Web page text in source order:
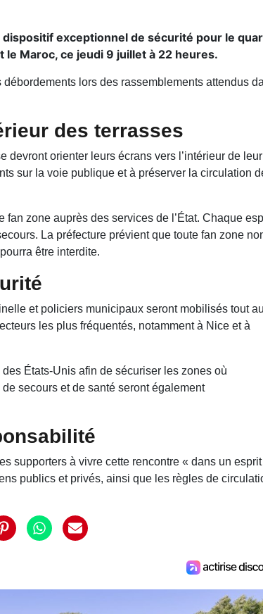
exceptionnel de sécurité pour le
Maroc, ce jeudi 9 juillet à 22 heures.
débordements lors des rassemblements attendus
des terrasses
devront orienter leurs écrans vers l’intérieur de leur
sur la voie publique et à préserver la circulation
zone auprès des services de l’État. Chaque
La préfecture prévient que toute fan zone
être interdite.
et policiers municipaux seront mobilisés tout
les plus fréquentés, notamment à Nice et à
États-Unis afin de sécuriser les zones où
secours et de santé seront également
supporters à vivre cette rencontre « dans un
publics et privés, ainsi que les règles de